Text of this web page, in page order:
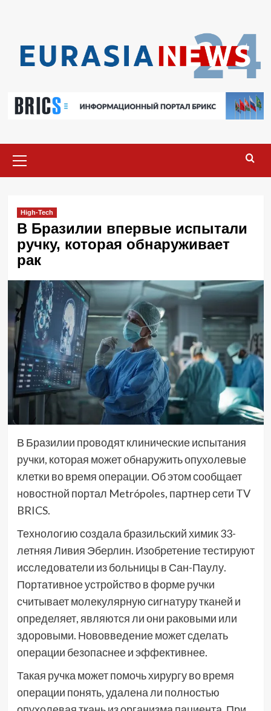
меню
High-Tech
В Бразилии впервые испытали
ручку, которая обнаруживает
рак
В Бразилии проводят клинические испытания
ручки, которая может обнаружить опухолевые
клетки во время операции. Об этом сообщает
новостной портал Metrópoles, партнер сети TV
BRICS.
Технологию создала бразильский химик 33-
летняя Ливия Эберлин. Изобретение тестируют
исследователи из больницы в Сан-Паулу.
Портативное устройство в форме ручки
считывает молекулярную сигнатуру тканей и
определяет, являются ли они раковыми или
здоровыми. Нововведение может сделать
операции безопаснее и эффективнее.
Такая ручка может помочь хирургу во время
операции понять, удалена ли полностью